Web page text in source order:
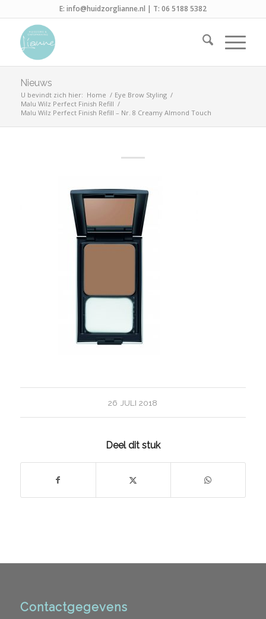
E: info@huidzorglianne.nl | T: 06 5188 5382
Nieuws
U bevindt zich hier: Home / Eye Brow Styling /
Malu Wilz Perfect Finish Refill /
Malu Wilz Perfect Finish Refill – Nr. 8 Creamy Almond Touch
26 JULI 2018
Deel dit stuk
Contactgegevens